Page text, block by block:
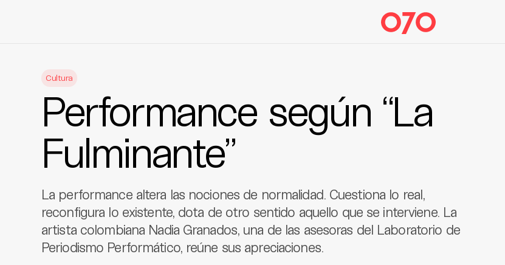
Cultura
Performance según “La
Fulminante”
La performance altera las nociones de normalidad. Cuestiona lo real,
reconfigura lo existente, dota de otro sentido aquello que se interviene. La
artista colombiana Nadia Granados, una de las asesoras del Laboratorio de
Periodismo Performático, reúne sus apreciaciones.